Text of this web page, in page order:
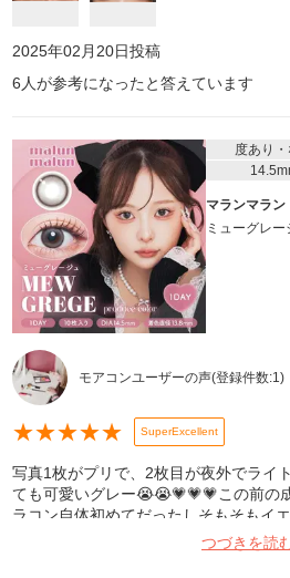
2025年02月20日投稿
6 人が参考になったと答えています
度あり・
マランマラン
ミューグレー
モアコンユーザーの声(登録件数:1)
★★★★★ SuperExcellent
写真1枚がプリで、2枚目が夜外でライ
ても可愛いグレー😭😭💗💗💗この前の
ラコン自体初めてだったしそもそもイ
たけど、どちゃくそ可愛くてよかった
っぽいグレーっぽい感じに見えるから
つづきを読